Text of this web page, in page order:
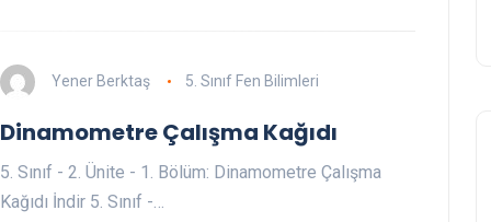
Yener Berktaş 5. Sınıf Fen Bilimleri
Dinamometre Çalışma Kağıdı
5. Sınıf - 2. Ünite - 1. Bölüm: Dinamometre Çalışma
Kağıdı İndir 5. Sınıf -…